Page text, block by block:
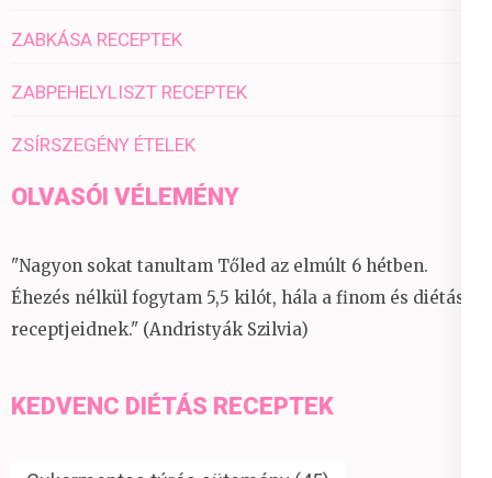
ZABKÁSA RECEPTEK
ZABPEHELYLISZT RECEPTEK
ZSÍRSZEGÉNY ÉTELEK
OLVASÓI VÉLEMÉNY
"Nagyon sokat tanultam Tőled az elmúlt 6 hétben.
Éhezés nélkül fogytam 5,5 kilót, hála a finom és diétás
receptjeidnek." (Andristyák Szilvia)
KEDVENC DIÉTÁS RECEPTEK